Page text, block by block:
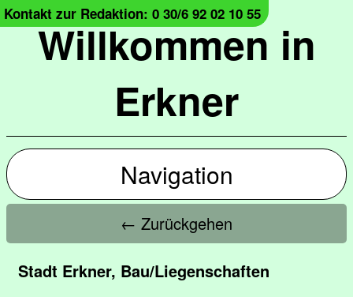
Willkommen in
Erkner
Kontakt zur Redaktion: 0 30/6 92 02 10 55
Navigation
← Zurückgehen
Stadt Erkner, Bau/Liegenschaften